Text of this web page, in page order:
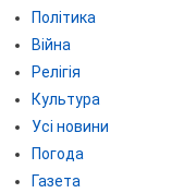
Політика
Війна
Релігія
Культура
Усі новини
Погода
Газета